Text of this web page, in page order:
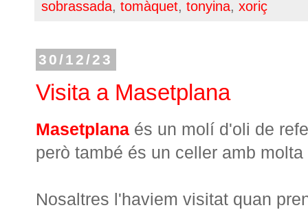
sobrassada, tomàquet, tonyina, xoriç
30/12/23
Visita a Masetplana
Masetplana és un molí d'oli de
però també és un celler amb
Nosaltres l'haviem visitat quan